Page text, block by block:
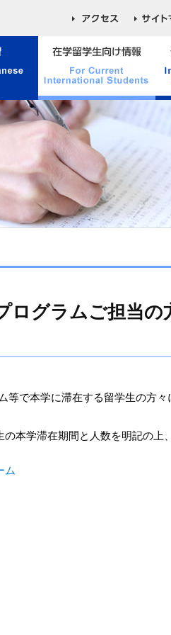
ログラムご担当の
等で本学に滞在する留学生の方
本学滞在期間と人数を明記の上
ム